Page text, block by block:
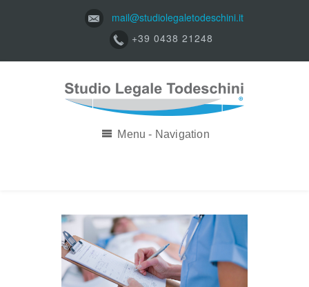
mail@studiolegaletodeschini.it
+39 0438 21248
Menu - Navigation